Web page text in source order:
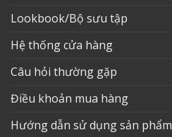
Lookbook/Bộ sưu tập
Hệ thống cửa hàng
Câu hỏi thường gặp
Điều khoản mua hàng
Hướng dẫn sử dụng sản phẩm